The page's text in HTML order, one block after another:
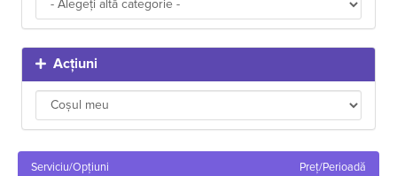
Acțiuni
Serviciu/Opțiuni Preț/Perioadă